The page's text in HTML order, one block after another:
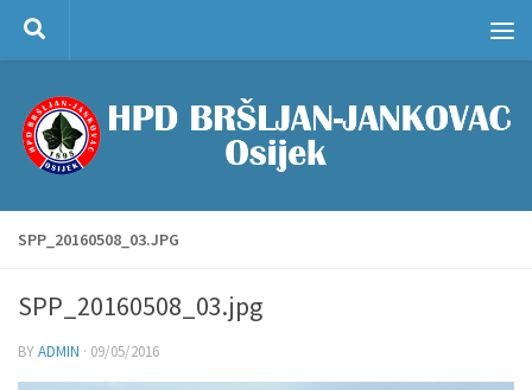
Skip to content
SPP_20160508_03.JPG
SPP_20160508_03.jpg
BYADMIN · 09/05/2016